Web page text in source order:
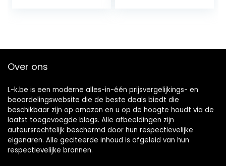
Over ons
L-k.be is een moderne alles-in-één prijsvergelijkings- en
beoordelingswebsite die de beste deals biedt die
beschikbaar zijn op amazon en u op de hoogte houdt via de
laatst toegevoegde blogs. Alle afbeeldingen zijn
auteursrechtelijk beschermd door hun respectievelijke
eigenaren. Alle geciteerde inhoud is afgeleid van hun
respectievelijke bronnen.